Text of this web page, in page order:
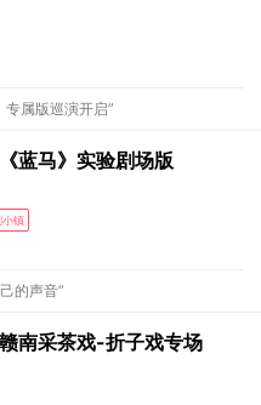
属版巡演开启”
蓝马》实验剧场版
小镇
的声音”
南采茶戏-折子戏专场